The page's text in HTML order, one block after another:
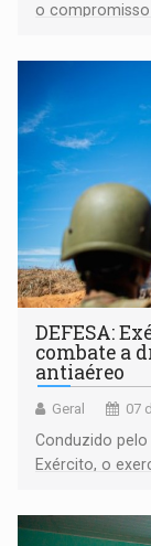
o
DEFESA:
combate a
antiaéreo
Geral 07
Conduzido
Exército, o